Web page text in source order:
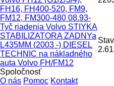
FH16, FH400-520, FM9,
FM12, FM300-480 08.93-
Tyč riadenia Volvo STIYKA
STABILIZATORA ZADNYa
L435MM (2003 -) DIESEL
TECHNIC na nákladného
auta Volvo FH/FM12
Spoločnosť
O nás Pomoc Kontakt